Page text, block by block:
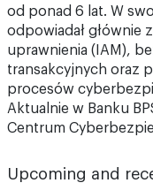
od ponad 6 lat. W
odpowiadał głównie
uprawnienia (IAM),
transakcyjnych oraz
procesów
Aktualnie w Banku
Centrum
Upcoming and